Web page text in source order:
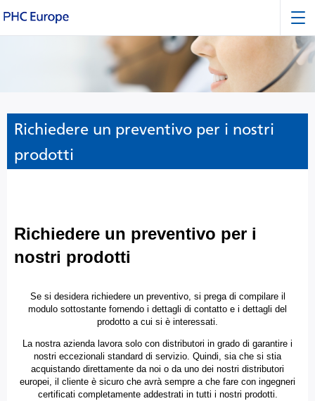
Richiedere un preventivo per i nostri
prodotti